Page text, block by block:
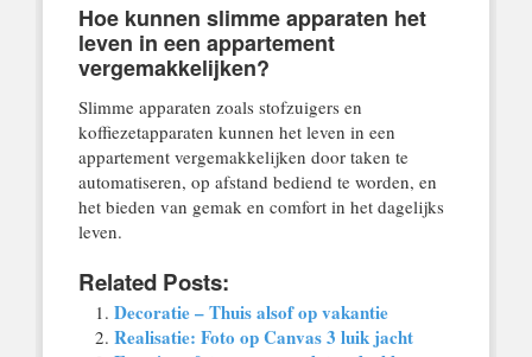
Hoe kunnen slimme apparaten het
leven in een appartement
vergemakkelijken?
Slimme apparaten zoals stofzuigers en
koffiezetapparaten kunnen het leven in een
appartement vergemakkelijken door taken te
automatiseren, op afstand bediend te worden, en
het bieden van gemak en comfort in het dagelijks
leven.
Related Posts:
Decoratie – Thuis alsof op vakantie
Realisatie: Foto op Canvas 3 luik jacht